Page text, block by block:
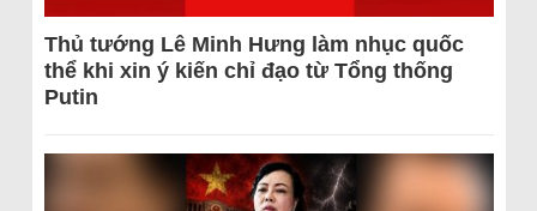
Thủ tướng Lê Minh Hưng làm nhục quốc
thể khi xin ý kiến chỉ đạo từ Tổng thống
Putin